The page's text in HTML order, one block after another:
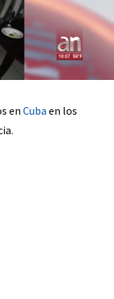
en Cuba en los